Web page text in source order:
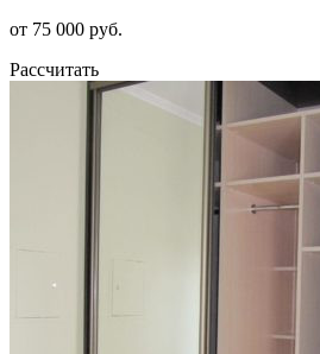
от 75 000 руб.
Рассчитать